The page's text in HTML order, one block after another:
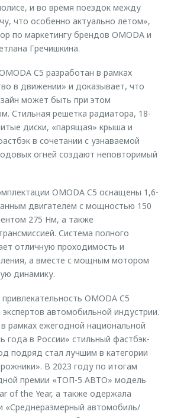
и во время поездок между
что особенно актуально летом»,
по маркетингу брендов OMODA и
Гречишкина.
C5 разработан в рамках
в движении» и доказывает, что
может быть при этом
Стильная решетка радиатора, 18-
диски, «парящая» крыша и
в сочетании с узнаваемой
огней создают неповторимый
OMODA C5 оснащены 1,6-
двигателем с мощностью 150
275 Нм, а также
Система полного
отличную проходимость и
а вместе с мощным мотором
динамику.
OMODA C5
автомобильной индустрии.
рамках ежегодной национальной
года в России» стильный фастбэк-
подряд стал лучшим в категории
В 2023 году по итогам
премии «ТОП-5 АВТО» модель
of the Year, а также одержала
«Среднеразмерный автомобиль/